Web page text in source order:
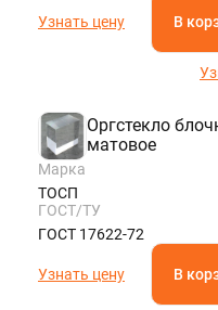
Узнать цену В
Оргстекло
матовое
Марка
ТОСП
ГОСТ/ТУ
ГОСТ 17622-72
Узнать цену В